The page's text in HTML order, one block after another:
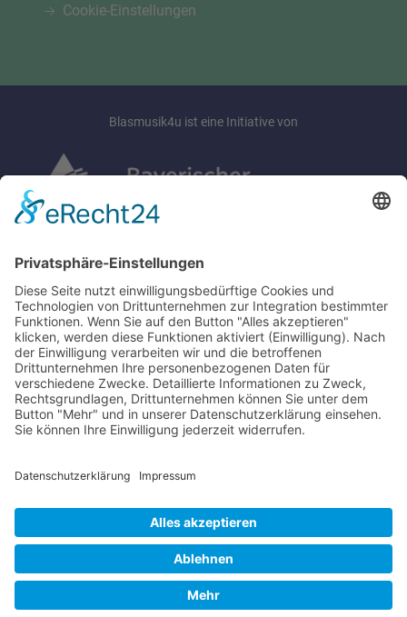
Sprache
Cookie-Einstellungen
Blasmusik4u ist eine Initiative von